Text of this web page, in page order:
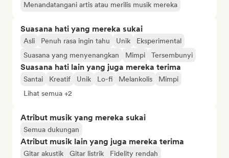
Menandatangani artis atau merilis musik mereka
Suasana hati yang mereka sukai
Asli Penuh rasa ingin tahu Unik
Eksperimental
Suasana yang menyenangkan
Mimpi Tersembunyi
Suasana hati lain yang juga mereka terima
Santai Kreatif Unik Lo-fi Melankolis
Mimpi
Lihat semua +2
Atribut musik yang mereka sukai
Semua dukungan
Atribut musik lain yang juga mereka terima
Gitar akustik Gitar listrik
Fidelity rendah